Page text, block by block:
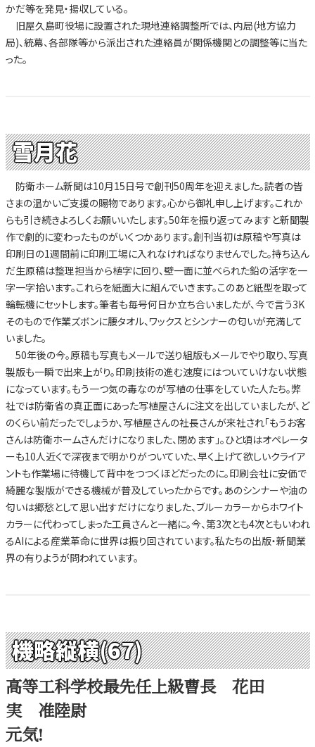
かだ等を発見・揚収している。
旧屋久島町役場に設置された現地連絡調整所では、内局(地方協力
局)、統幕、各部隊等から派出された連絡員が関係機関との調整等に当た
った。
雪月花
防衛ホーム新聞は10月15日号で創刊50周年を迎えました。読者の皆
さまの温かいご支援の賜物であります。心から御礼申し上げます。これか
らも引き続きよろしくお願いいたします。50年を振り返ってみますと新聞製
作で劇的に変わったものがいくつかあります。創刊当初は原稿や写真は
印刷日の1週間前に印刷工場に入れなければなりませんでした。持ち込ん
だ生原稿は整理担当から植字に回り、壁一面に並べられた鉛の活字を一
字一字拾います。これらを紙面大に組んでいきます。このあと紙型を取って
輪転機にセットします。筆者も毎号何日か立ち合いましたが、今で言う3K
そのもので作業ズボンに腰タオル、ワックスとシンナーの匂いが充満して
いました。
50年後の今。原稿も写真もメールで送り組版もメールでやり取り、写真
製版も一瞬で出来上がり。印刷技術の進む速度にはついていけない状態
になっています。もう一つ気の毒なのが写植の仕事をしていた人たち。弊
社では防衛省の真正面にあった写植屋さんに注文を出していましたが、ど
のくらい前だったでしょうか、写植屋さんの社長さんが来社され「もうお客
さんは防衛ホームさんだけになりました、閉めます」。ひと頃はオペレータ
ーも10人近くで深夜まで明かりがついていた、早く上げて欲しいクライア
ントも作業場に待機して背中をつつくほどだったのに。印刷会社に安価で
綺麗な製版ができる機械が普及していったからです。あのシンナーや油の
匂いは郷愁として思い出すだけになりました、ブルーカラーからホワイト
カラーに代わってしまった工員さんと一緒に。今、第3次とも4次ともいわれ
るAIによる産業革命に世界は振り回されています。私たちの出版・新聞業
界の有りようが問われています。
機略縦横(67)
高等工科学校最先任上級曹長 花田
実 准陸尉
元気!